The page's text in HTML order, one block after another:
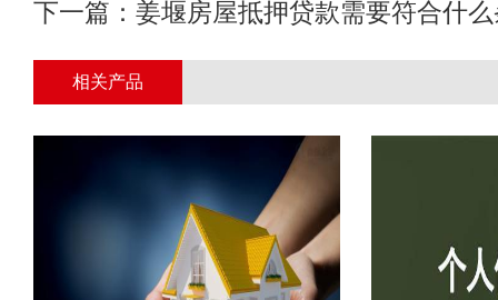
下一篇： 姜堰房屋抵押贷款需要符合什
相关产品